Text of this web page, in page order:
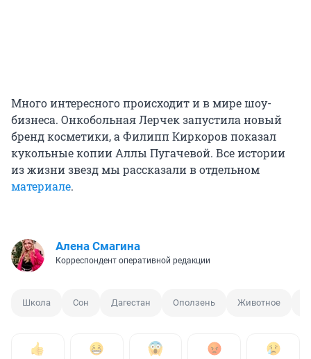
Много интересного происходит и в мире шоу-
бизнеса. Онкобольная Лерчек запустила новый
бренд косметики, а Филипп Киркоров показал
кукольные копии Аллы Пугачевой. Все истории
из жизни звезд мы рассказали в отдельном
материале.
Алена Смагина
Корреспондент оперативной редакции
Школа Сон Дагестан Оползень Животное